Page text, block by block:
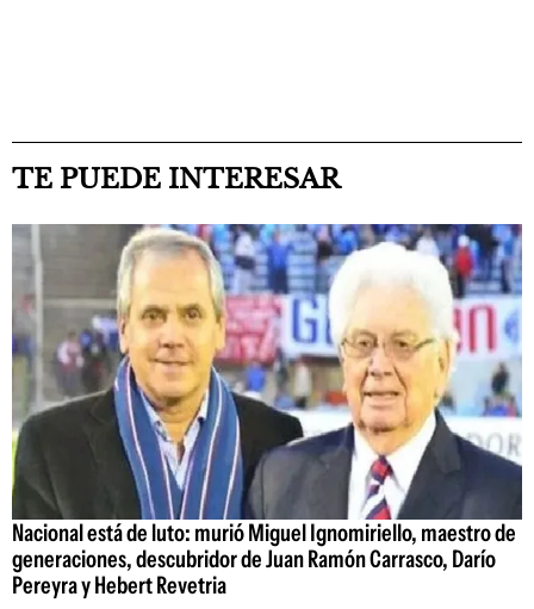
TE PUEDE INTERESAR
Nacional está de luto: murió Miguel Ignomiriello, maestro de
generaciones, descubridor de Juan Ramón Carrasco, Darío
Pereyra y Hebert Revetria